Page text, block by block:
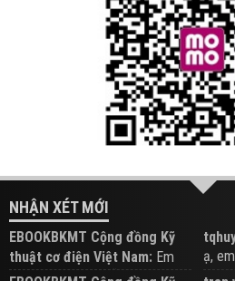
NHẬN XÉT MỚI
EBOOKBKMT Cộng đồng Kỹ
thuật cơ điện Việt Nam: Em
đăng trên Group hỗ trợ nhé
ạ,